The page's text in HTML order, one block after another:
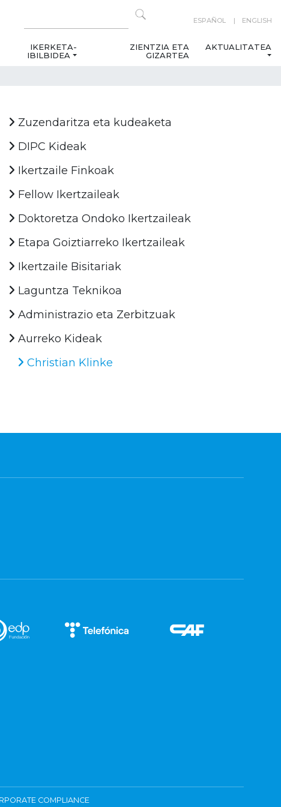
ESPAÑOL ENGLISH
IKERKETA-
IBILBIDEA
ZIENTZIA ETA
GIZARTEA
AKTUALITATEA
Zuzendaritza eta kudeaketa
DIPC Kideak
Ikertzaile Finkoak
Fellow Ikertzaileak
Doktoretza Ondoko Ikertzaileak
Etapa Goiztiarreko Ikertzaileak
Ikertzaile Bisitariak
Laguntza Teknikoa
Administrazio eta Zerbitzuak
Aurreko Kideak
Christian Klinke
COMPLIANCE